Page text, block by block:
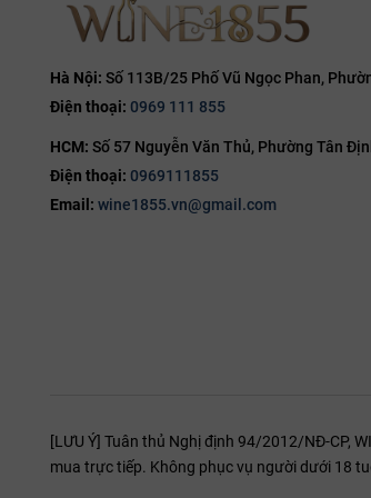
Chính nhờ độ ẩm ổn định này, nấm Botrytis
cách hoàn hảo. Kết quả là những trái nho
giữa vị ngọt thanh tao và độ chua sắc sảo.
Hà Nội: Số 113B/25 Phố Vũ Ngọc Phan,
Điện thoại: 0969 111 855
HCM: Số 57 Nguyễn Văn Thủ, Phường Tân
Điện thoại: 0969111855
Email: wine1855.vn@gmail.com
[LƯU Ý] Tuân thủ Nghị định 94/2012/NĐ-CP,
mua trực tiếp. Không phục vụ người dưới 18